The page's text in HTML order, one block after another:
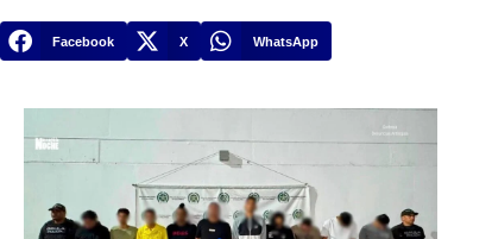
Facebook X WhatsApp